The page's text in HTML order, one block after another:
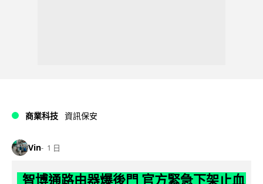
商業科技 資訊保安
Vin 1 日
智博通路由器爆後門 官方緊急下架止血